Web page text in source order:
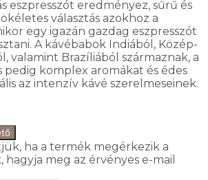
eszpresszót eredményez, sűrű és
választás azokhoz a
egy igazán gazdag eszpresszót
A kávébabok Indiából, Közép-
valamint Brazíliából származnak, a
pedig komplex aromákat és édes
az intenzív kávé szerelmeseinek.
ha a termék megérkezik a
hagyja meg az érvényes e-mail